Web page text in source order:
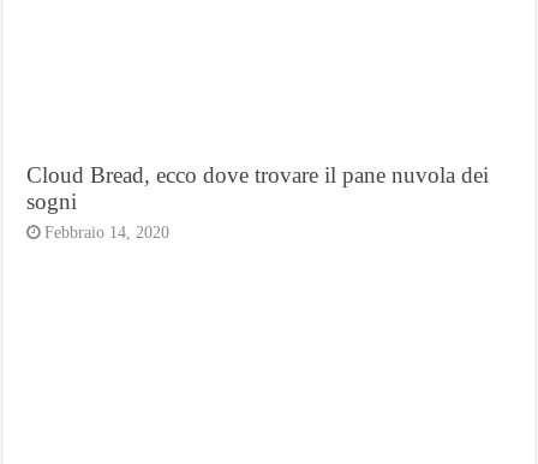
Cloud Bread, ecco dove trovare il pane nuvola dei
sogni
Febbraio 14, 2020